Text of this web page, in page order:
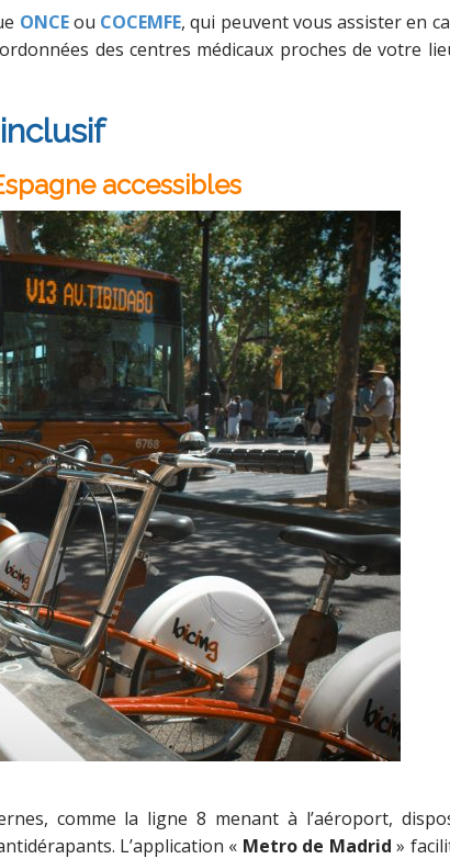
ONCEou COCEMFE, qui peuvent vous assister en
des centres médicaux proches de votre
accessibles
comme la ligne 8 menant à l’aéroport,
L’application « Metro de Madrid »